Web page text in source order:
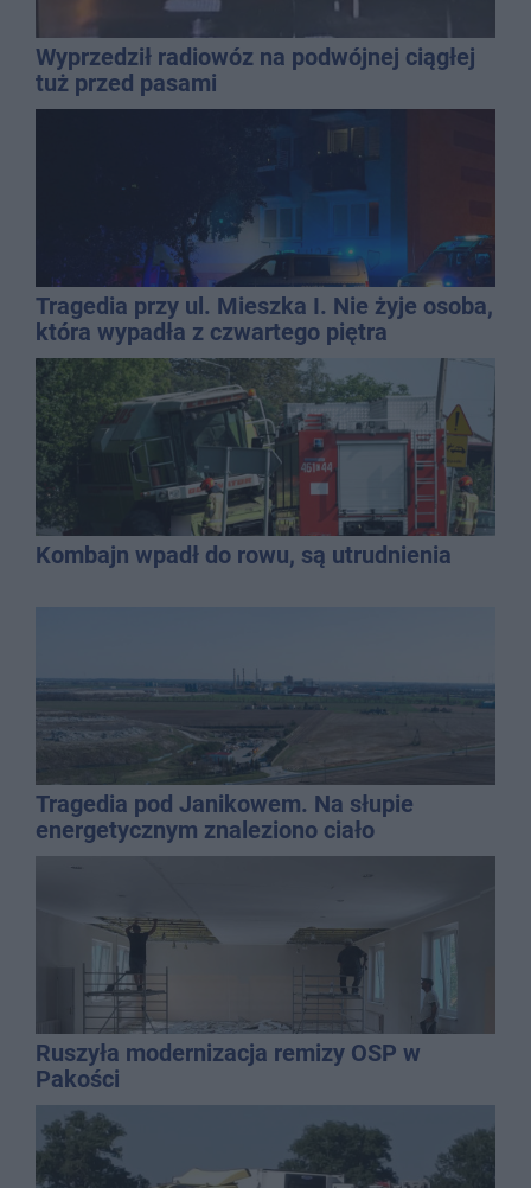
Wyprzedził radiowóz na podwójnej ciągłej
tuż przed pasami
Tragedia przy ul. Mieszka I. Nie żyje osoba,
która wypadła z czwartego piętra
Kombajn wpadł do rowu, są utrudnienia
Tragedia pod Janikowem. Na słupie
energetycznym znaleziono ciało
mężczyzny
Ruszyła modernizacja remizy OSP w
Pakości